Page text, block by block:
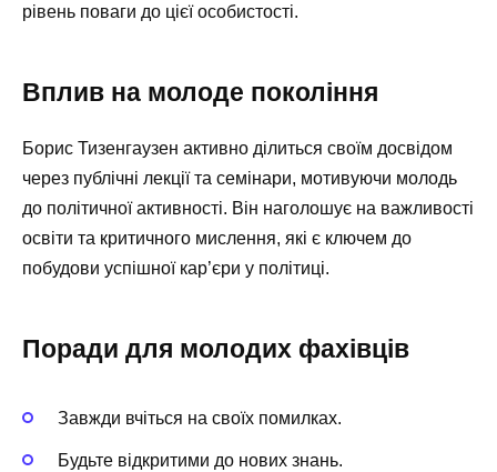
рівень поваги до цієї особистості.
Вплив на молоде покоління
Борис Тизенгаузен активно ділиться своїм досвідом
через публічні лекції та семінари, мотивуючи молодь
до політичної активності. Він наголошує на важливості
освіти та критичного мислення, які є ключем до
побудови успішної кар’єри у політиці.
Поради для молодих фахівців
Завжди вчіться на своїх помилках.
Будьте відкритими до нових знань.